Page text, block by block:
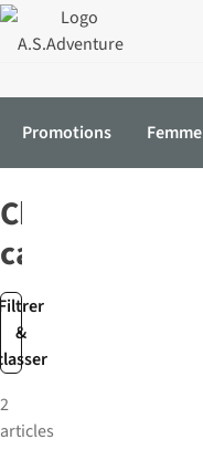
Promotions Femme
&
Cheque
cadeau
2
articles